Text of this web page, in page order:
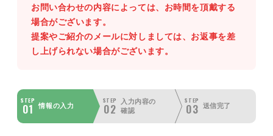
お問い合わせの内容によっては、お時間を頂戴する
場合がございます。
提案やご紹介のメールに対しましては、お返事を差
し上げられない場合がございます。
STEP
01 情報の入力
STEP
02
入力内容の
確認
STEP
03 送信完了